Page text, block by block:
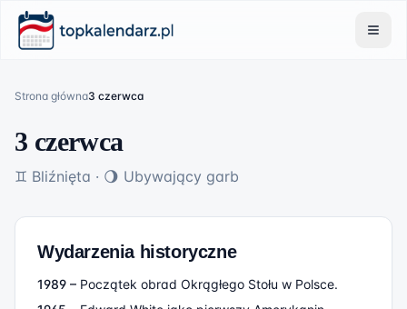
Strona główna3 czerwca
3 czerwca
♊ Bliźnięta · 🌖 Ubywający garb
Wydarzenia historyczne
1989 – Początek obrad Okrągłego Stołu w Polsce.